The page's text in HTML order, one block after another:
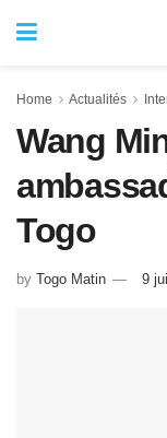
Home Actualités
Wang
Togo
by Togo Matin 9